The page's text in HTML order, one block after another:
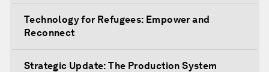
Technology for Refugees: Empower and
Reconnect
Strategic Update: The Production System